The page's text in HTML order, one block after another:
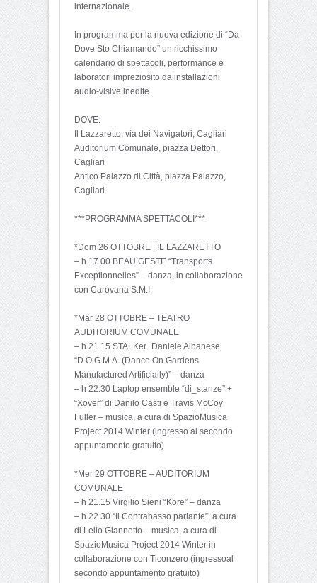
internazionale.
In programma per la nuova edizione di “Da
Dove Sto Chiamando” un ricchissimo
calendario di spettacoli, performance e
laboratori impreziosito da installazioni
audio-visive inedite.
DOVE:
Il Lazzaretto, via dei Navigatori, Cagliari
Auditorium Comunale, piazza Dettori,
Cagliari
Antico Palazzo di Città, piazza Palazzo,
Cagliari
***PROGRAMMA SPETTACOLI***
*Dom 26 OTTOBRE | IL LAZZARETTO
– h 17.00 BEAU GESTE “Transports
Exceptionnelles” – danza, in collaborazione
con Carovana S.M.I.
*Mar 28 OTTOBRE – TEATRO
AUDITORIUM COMUNALE
– h 21.15 STALKer_Daniele Albanese
“D.O.G.M.A. (Dance On Gardens
Manufactured Artificially)” – danza
– h 22.30 Laptop ensemble “di_stanze” +
“Xover” di Danilo Casti e Travis McCoy
Fuller – musica, a cura di SpazioMusica
Project 2014 Winter (ingresso al secondo
appuntamento gratuito)
*Mer 29 OTTOBRE – AUDITORIUM
COMUNALE
– h 21.15 Virgilio Sieni “Kore” – danza
– h 22.30 “Il Contrabasso parlante”, a cura
di Lelio Giannetto – musica, a cura di
SpazioMusica Project 2014 Winter in
collaborazione con Ticonzero (ingressoal
secondo appuntamento gratuito)